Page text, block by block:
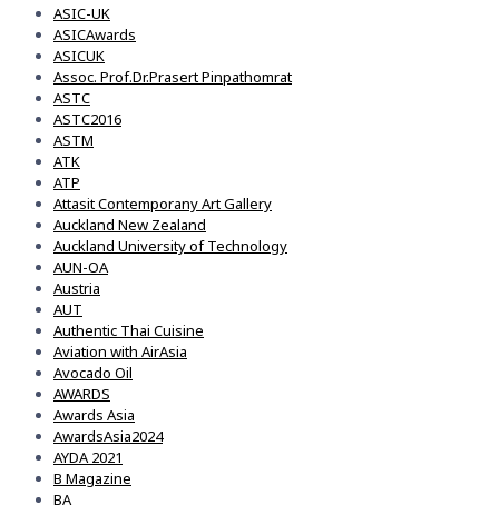
ASIC-UK
ASICAwards
ASICUK
Assoc. Prof.Dr.Prasert Pinpathomrat
ASTC
ASTC2016
ASTM
ATK
ATP
Attasit Contemporany Art Gallery
Auckland New Zealand
Auckland University of Technology
AUN-OA
Austria
AUT
Authentic Thai Cuisine
Aviation with AirAsia
Avocado Oil
AWARDS
Awards Asia
AwardsAsia2024
AYDA 2021
B Magazine
BA